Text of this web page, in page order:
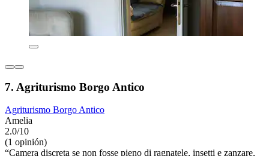
7. Agriturismo Borgo Antico
Agriturismo Borgo Antico
Amelia
2.0/10
(1 opinión)
“Camera discreta se non fosse pieno di ragnatele, insetti e zanzare,